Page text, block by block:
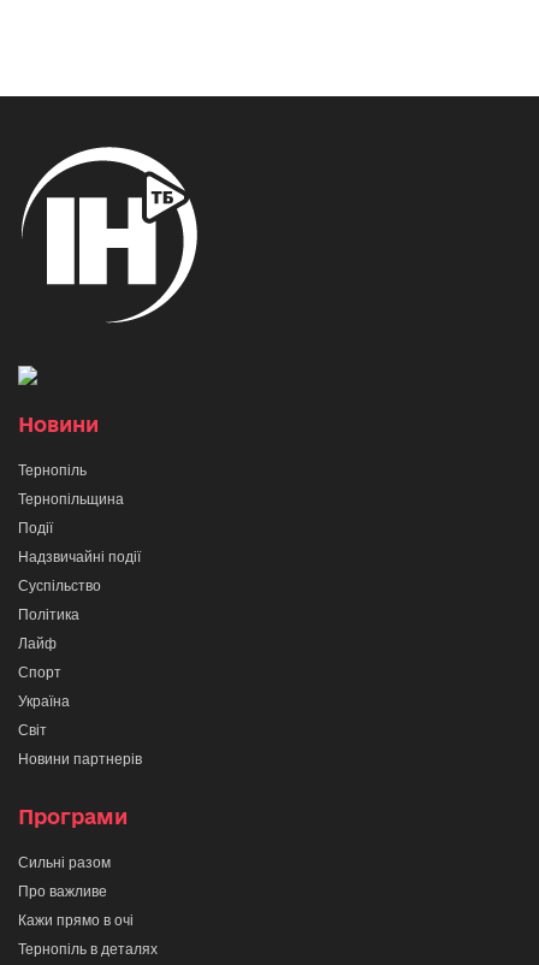
Новини
Тернопіль
Тернопільщина
Події
Надзвичайні події
Суспільство
Політика
Лайф
Спорт
Україна
Світ
Новини партнерів
Програми
Сильні разом
Про важливе
Кажи прямо в очі
Тернопіль в деталях